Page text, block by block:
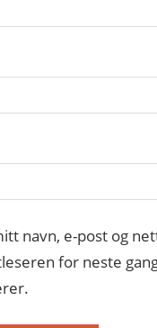
navn, e-post og
for neste